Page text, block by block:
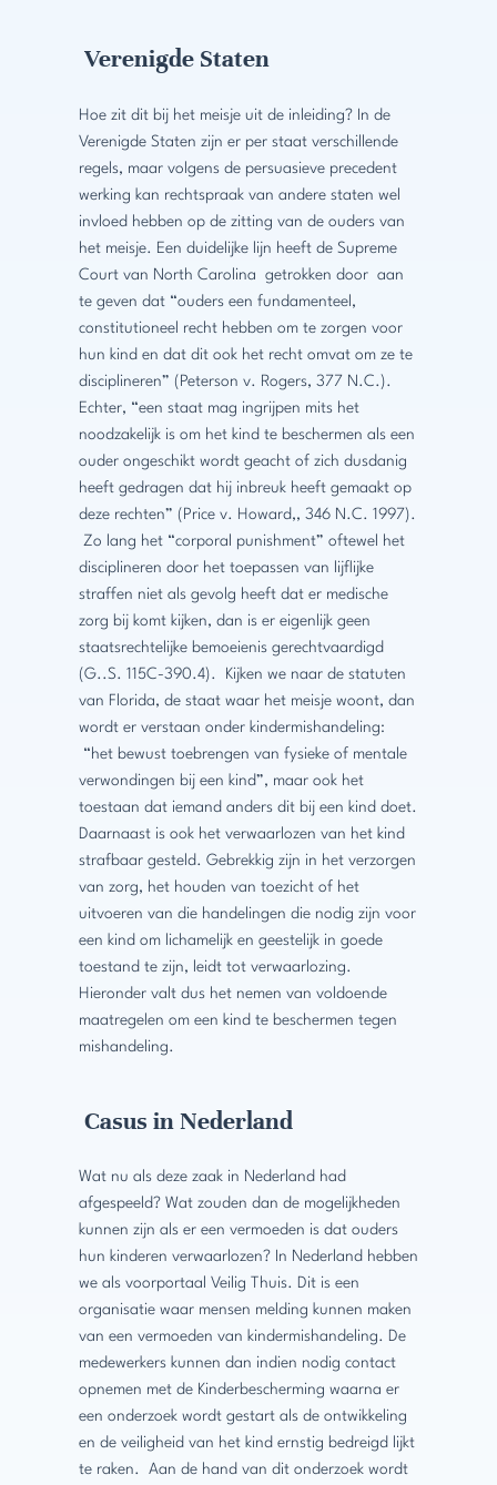
Verenigde Staten
Hoe zit dit bij het meisje uit de inleiding? In de
Verenigde Staten zijn er per staat verschillende
regels, maar volgens de persuasieve precedent
werking kan rechtspraak van andere staten wel
invloed hebben op de zitting van de ouders van
het meisje. Een duidelijke lijn heeft de Supreme
Court van North Carolina getrokken door aan
te geven dat “ouders een fundamenteel,
constitutioneel recht hebben om te zorgen voor
hun kind en dat dit ook het recht omvat om ze te
disciplineren” (Peterson v. Rogers, 377 N.C.).
Echter, “een staat mag ingrijpen mits het
noodzakelijk is om het kind te beschermen als een
ouder ongeschikt wordt geacht of zich dusdanig
heeft gedragen dat hij inbreuk heeft gemaakt op
deze rechten” (Price v. Howard,, 346 N.C. 1997).
Zo lang het “corporal punishment” oftewel het
disciplineren door het toepassen van lijflijke
straffen niet als gevolg heeft dat er medische
zorg bij komt kijken, dan is er eigenlijk geen
staatsrechtelijke bemoeienis gerechtvaardigd
(G..S. 115C-390.4). Kijken we naar de statuten
van Florida, de staat waar het meisje woont, dan
wordt er verstaan onder kindermishandeling:
“het bewust toebrengen van fysieke of mentale
verwondingen bij een kind”, maar ook het
toestaan dat iemand anders dit bij een kind doet.
Daarnaast is ook het verwaarlozen van het kind
strafbaar gesteld. Gebrekkig zijn in het verzorgen
van zorg, het houden van toezicht of het
uitvoeren van die handelingen die nodig zijn voor
een kind om lichamelijk en geestelijk in goede
toestand te zijn, leidt tot verwaarlozing.
Hieronder valt dus het nemen van voldoende
maatregelen om een kind te beschermen tegen
mishandeling.
Casus in Nederland
Wat nu als deze zaak in Nederland had
afgespeeld? Wat zouden dan de mogelijkheden
kunnen zijn als er een vermoeden is dat ouders
hun kinderen verwaarlozen? In Nederland hebben
we als voorportaal Veilig Thuis. Dit is een
organisatie waar mensen melding kunnen maken
van een vermoeden van kindermishandeling. De
medewerkers kunnen dan indien nodig contact
opnemen met de Kinderbescherming waarna er
een onderzoek wordt gestart als de ontwikkeling
en de veiligheid van het kind ernstig bedreigd lijkt
te raken. Aan de hand van dit onderzoek wordt